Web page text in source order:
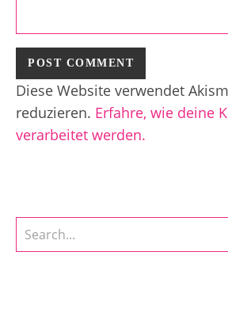
Diese Website verwendet
reduzieren. Erfahre, wie deine
verarbeitet werden.